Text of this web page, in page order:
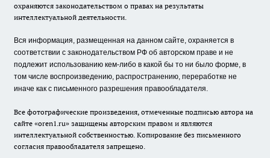
охраняются законодательством о правах на результаты
интеллектуальной деятельности.
Вся информация, размещенная на данном сайте, охраняется в
соответствии с законодательством РФ об авторском праве и не
подлежит использованию кем-либо в какой бы то ни было форме, в
том числе воспроизведению, распространению, переработке не
иначе как с письменного разрешения правообладателя.
Все фотографические произведения, отмеченные подписью автора на
сайте «oren1.ru» защищены авторским правом и являются
интеллектуальной собственностью. Копирование без письменного
согласия правообладателя запрещено.